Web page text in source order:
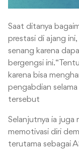
Saat ditanya
prestasi di ajang
senang karena
bergengsi ini.
karena bisa
pengabdian selama
tersebut
Selanjutnya ia juga
memotivasi diri
terutama sebagai